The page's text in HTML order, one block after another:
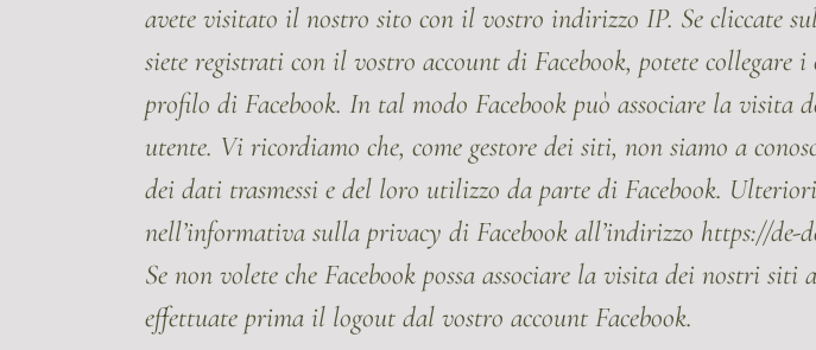
avete visitato il nostro sito con il vostro indirizzo IP. Se cliccate
siete registrati con il vostro account di Facebook, potete
profilo di Facebook. In tal modo Facebook può associare la visita
utente. Vi ricordiamo che, come gestore dei siti, non siamo a
dei dati trasmessi e del loro utilizzo da parte di Facebook.
nell’informativa sulla privacy di Facebook all’indirizzo https://de-
Se non volete che Facebook possa associare la visita dei nostri siti
effettuate prima il logout dal vostro account Facebook.